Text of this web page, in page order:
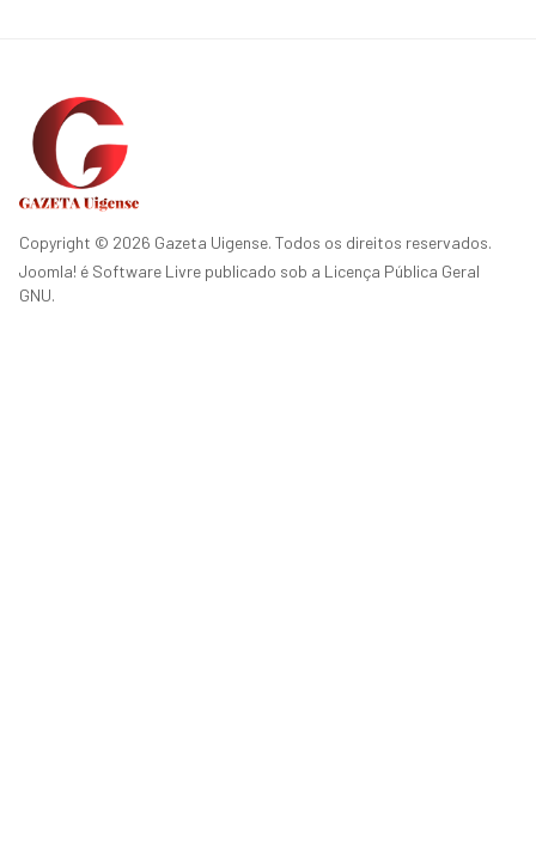
Copyright © 2026 Gazeta Uigense. Todos os direitos reservados.
Joomla! é Software Livre publicado sob a Licença Pública Geral
GNU.